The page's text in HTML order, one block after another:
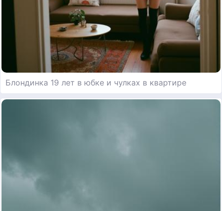
Блондинка 19 лет в юбке и чулках в квартире